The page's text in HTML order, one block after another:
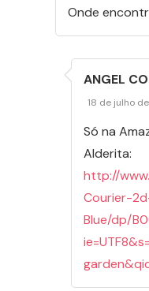
Onde
ANGEL
18 de julho
Só na
Alderita:
http://
Courier-
Blue/dp/